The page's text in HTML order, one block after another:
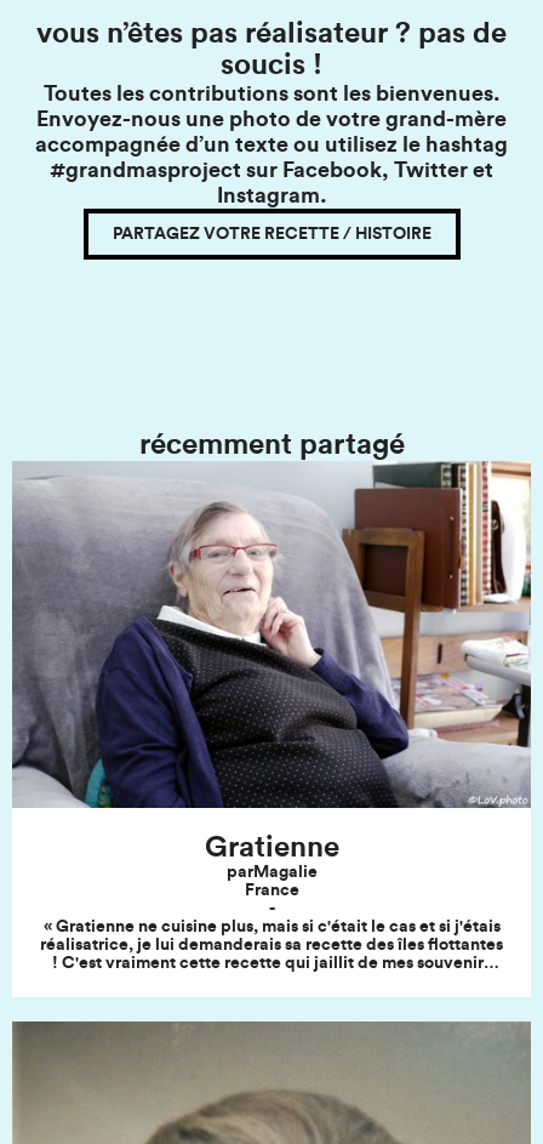
vous n’êtes pas réalisateur ? pas de
soucis !
Toutes les contributions sont les bienvenues.
Envoyez-nous une photo de votre grand-mère
accompagnée d’un texte ou utilisez le hashtag
#grandmasproject sur Facebook, Twitter et
Instagram.
PARTAGEZ VOTRE RECETTE / HISTOIRE
récemment partagé
Gratienne
parMagalie
France
-
« Gratienne ne cuisine plus, mais si c'était le cas et si j'étais
réalisatrice, je lui demanderais sa recette des îles flottantes
! C'est vraiment cette recette qui jaillit de mes souvenirs
de nos rituels familiaux.Et puis, il y a eu peut-être moins
! C’est partie remise. Peut-être que nous arriverons à la faire
pour les 86 ans de Gratienne, que nous célébrerons
ensemble au mois de Mars ! Pour témoigner de notre lien si